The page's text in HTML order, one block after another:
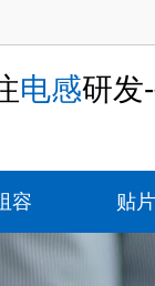
电感研发
容 贴